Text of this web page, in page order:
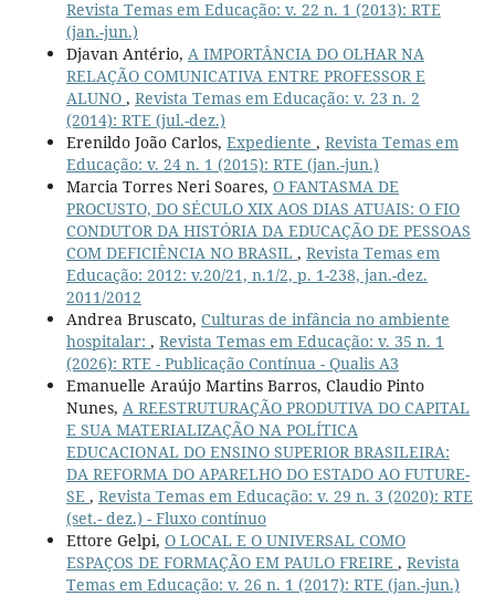
Revista Temas em Educação: v. 22 n. 1 (2013): RTE
(jan.-jun.)
Djavan Antério, A IMPORTÂNCIA DO OLHAR NA
RELAÇÃO COMUNICATIVA ENTRE PROFESSOR E
ALUNO , Revista Temas em Educação: v. 23 n. 2
(2014): RTE (jul.-dez.)
Erenildo João Carlos, Expediente , Revista Temas em
Educação: v. 24 n. 1 (2015): RTE (jan.-jun.)
Marcia Torres Neri Soares, O FANTASMA DE
PROCUSTO, DO SÉCULO XIX AOS DIAS ATUAIS: O FIO
CONDUTOR DA HISTÓRIA DA EDUCAÇÃO DE PESSOAS
COM DEFICIÊNCIA NO BRASIL , Revista Temas em
Educação: 2012: v.20/21, n.1/2, p. 1-238, jan.-dez.
2011/2012
Andrea Bruscato, Culturas de infância no ambiente
hospitalar: , Revista Temas em Educação: v. 35 n. 1
(2026): RTE - Publicação Contínua - Qualis A3
Emanuelle Araújo Martins Barros, Claudio Pinto
Nunes, A REESTRUTURAÇÃO PRODUTIVA DO CAPITAL
E SUA MATERIALIZAÇÃO NA POLÍTICA
EDUCACIONAL DO ENSINO SUPERIOR BRASILEIRA:
DA REFORMA DO APARELHO DO ESTADO AO FUTURE-
SE , Revista Temas em Educação: v. 29 n. 3 (2020): RTE
(set.- dez.) - Fluxo contínuo
Ettore Gelpi, O LOCAL E O UNIVERSAL COMO
ESPAÇOS DE FORMAÇÃO EM PAULO FREIRE , Revista
Temas em Educação: v. 26 n. 1 (2017): RTE (jan.-jun.)